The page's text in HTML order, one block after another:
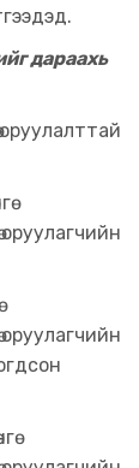
дараахь
оруулалттай
оруулагчийн
оруулагчийн